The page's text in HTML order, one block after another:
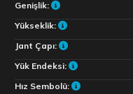
Genişlik:
Yükseklik:
Jant Çapı:
Yük Endeksi:
Hız Sembolü: